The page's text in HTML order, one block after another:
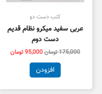
کتب دست دو
عربی سفید میکرو نظام قدیم
دست دوم
175,000تومان95,000تومان
افزودن